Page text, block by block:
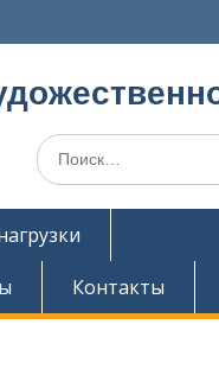
Поиск
по:
Контакты